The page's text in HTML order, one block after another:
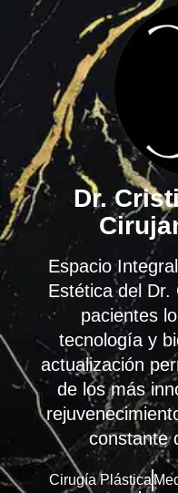
Dr.
Espacio
Estética del Dr.
pacientes
tecnología y
actualización
de los más